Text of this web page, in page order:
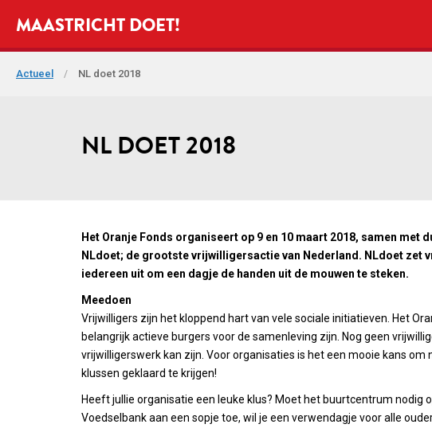
MAASTRICHT DOET!
Actueel / NL doet 2018
NL DOET 2018
Het Oranje Fonds organiseert op 9 en 10 maart 2018, samen met
NLdoet; de grootste vrijwilligersactie van Nederland. NLdoet
iedereen uit om een dagje de handen uit de mouwen te steken.
Meedoen
Vrijwilligers zijn het kloppend hart van vele sociale initiatieven. Het
belangrijk actieve burgers voor de samenleving zijn. Nog geen
vrijwilligerswerk kan zijn. Voor organisaties is het een mooie kans
klussen geklaard te krijgen!
Heeft jullie organisatie een leuke klus? Moet het buurtcentrum nodig
Voedselbank aan een sopje toe, wil je een verwendagje voor alle